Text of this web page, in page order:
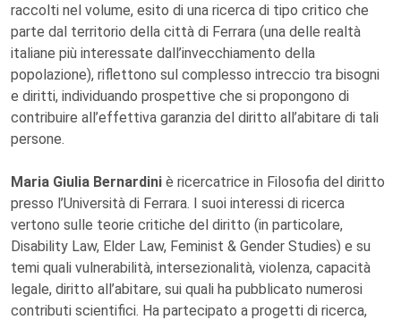
raccolti nel volume, esito di una ricerca di tipo critico che
parte dal territorio della città di Ferrara (una delle realtà
italiane più interessate dall’invecchiamento della
popolazione), riflettono sul complesso intreccio tra bisogni
e diritti, individuando prospettive che si propongono di
contribuire all’effettiva garanzia del diritto all’abitare di tali
persone.
Maria Giulia Bernardini è ricercatrice in Filosofia del diritto
presso l’Università di Ferrara. I suoi interessi di ricerca
vertono sulle teorie critiche del diritto (in particolare,
Disability Law, Elder Law, Feminist & Gender Studies) e su
temi quali vulnerabilità, intersezionalità, violenza, capacità
legale, diritto all’abitare, sui quali ha pubblicato numerosi
contributi scientifici. Ha partecipato a progetti di ricerca,